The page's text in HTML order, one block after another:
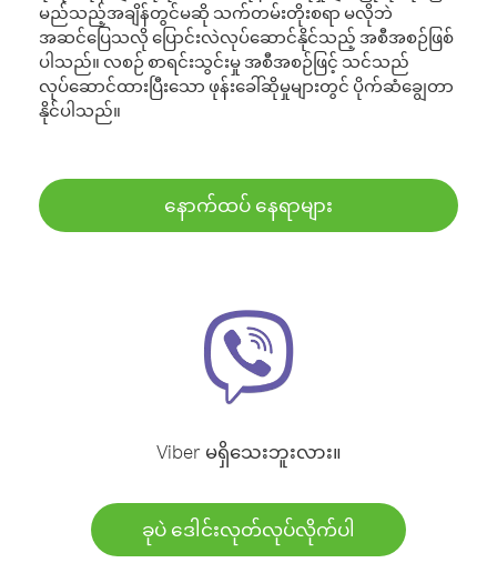
မည်သည့်အချိန်တွင်မဆို သက်တမ်းတိုးစရာ မလိုဘဲ
အဆင်ပြေသလို ပြောင်းလဲလုပ်ဆောင်နိုင်သည့် အစီအစဉ်ဖြစ်
ပါသည်။ လစဉ် စာရင်းသွင်းမှု အစီအစဉ်ဖြင့် သင်သည်
လုပ်ဆောင်ထားပြီးသော ဖုန်းခေါ်ဆိုမှုများတွင် ပိုက်ဆံချွေတာ
နိုင်ပါသည်။
နောက်ထပ် နေရာများ
Viber မရှိသေးဘူးလား။
ခုပဲ ဒေါင်းလုတ်လုပ်လိုက်ပါ